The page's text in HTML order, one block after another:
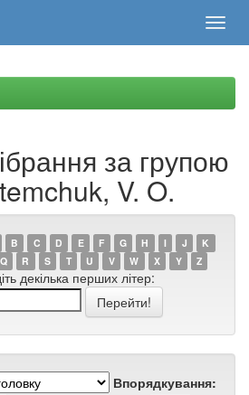
за групою
V. O.
B C D E F G H I J
K
Q R S T U V W X Y Z
декілька перших літер:
Впорядкування: